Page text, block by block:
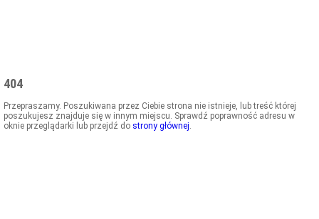
GASTRONOMIA
404
Przepraszamy. Poszukiwana przez Ciebie strona nie istnieje, lub treść której
poszukujesz znajduje się w innym miejscu. Sprawdź poprawność adresu w
oknie przeglądarki lub przejdź do strony głównej.